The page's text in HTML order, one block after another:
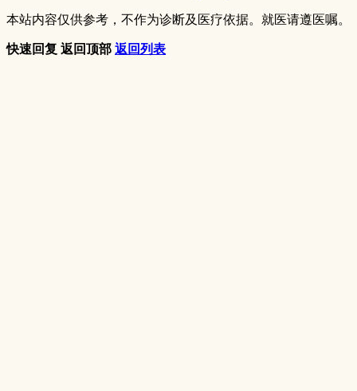
本站内容仅供参考，不作为诊断及医疗依据。就医请遵医嘱。
快速回复 返回顶部 返回列表